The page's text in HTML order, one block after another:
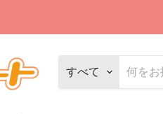
すべて